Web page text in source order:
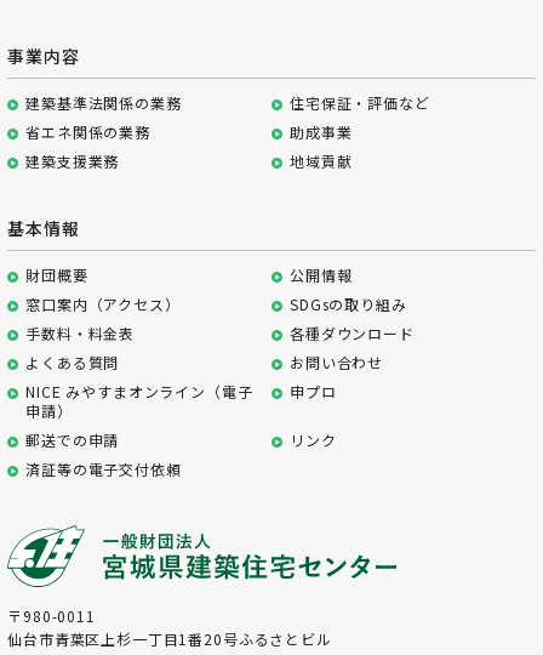
事業内容
建築基準法関係の業務
住宅保証・評価など
省エネ関係の業務
助成事業
建築支援業務
地域貢献
基本情報
財団概要
公開情報
窓口案内（アクセス）
SDGsの取り組み
手数料・料金表
各種ダウンロード
よくある質問
お問い合わせ
NICE みやすまオンライン（電子
申請）
申プロ
郵送での申請
リンク
済証等の電子交付依頼
〒980-0011
仙台市青葉区上杉一丁目1番20号ふるさとビル